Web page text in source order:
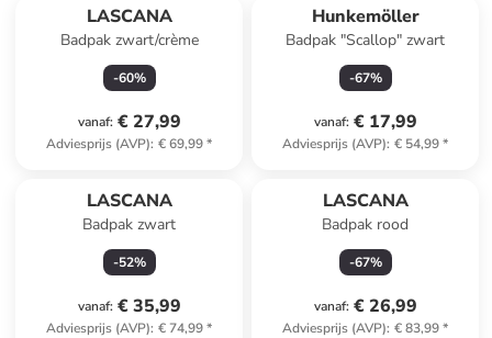
LASCANA
Badpak zwart/crème
-60%
vanaf: € 27,99
Adviesprijs (AVP): € 69,99*
Hunkemöller
Badpak "Scallop" zwart
-67%
vanaf: € 17,99
Adviesprijs (AVP): € 54,99*
LASCANA
Badpak zwart
-52%
vanaf: € 35,99
Adviesprijs (AVP): € 74,99*
LASCANA
Badpak rood
-67%
vanaf: € 26,99
Adviesprijs (AVP): € 83,99*